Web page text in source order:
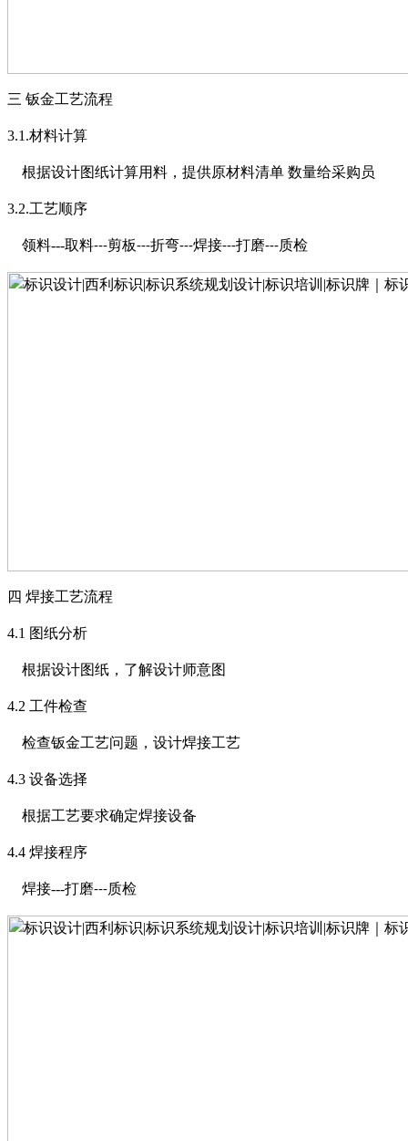
三 钣金工艺流程
3.1.材料计算
根据设计图纸计算用料，提供原材料清单 数量给采购员
3.2.工艺顺序
领料---取料---剪板---折弯---焊接---打磨---质检
四 焊接工艺流程
4.1 图纸分析
根据设计图纸，了解设计师意图
4.2 工件检查
检查钣金工艺问题，设计焊接工艺
4.3 设备选择
根据工艺要求确定焊接设备
4.4 焊接程序
焊接---打磨---质检